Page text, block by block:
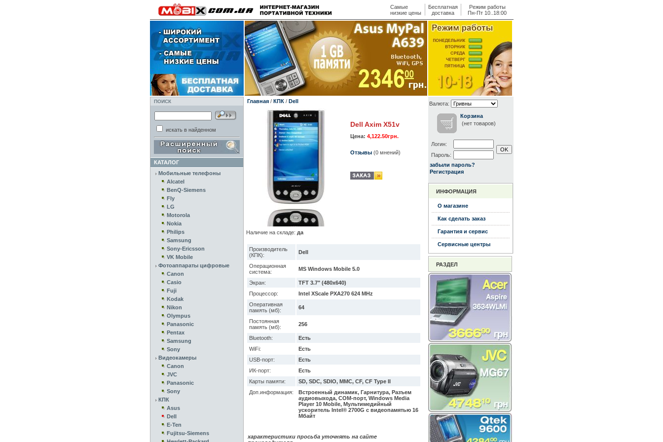
Самые
низкие цены
Бесплатная
доставка
Режим работы
Пн-Пт 10..18:00
ПОИСК
искать в найденном
КАТАЛОГ
Мобильные телефоны
Alcatel
BenQ-Siemens
Fly
LG
Motorola
Nokia
Philips
Samsung
Sony-Ericsson
VK Mobile
Фотоаппараты цифровые
Canon
Casio
Fuji
Kodak
Nikon
Olympus
Panasonic
Pentax
Samsung
Sony
Видеокамеры
Canon
JVC
Panasonic
Sony
КПК
Asus
Dell
E-Ten
Fujitsu-Siemens
Главная/ КПК/ Dell
Dell Axim X51v
Цена: 4,122.50грн.
Отзывы(0 мнений)
Наличие на складе: да
Производитель
(КПК):
Dell
Операционная
система:
MS Windows Mobile 5.0
Экран:
TFT 3.7" (480x640)
Процессор:
Intel XScale PXA270 624 MHz
Оперативная
память (мб):
64
Постоянная
память (мб):
256
Bluetooth:
Есть
WiFi:
Есть
USB-порт:
Есть
ИК-порт:
Есть
Карты памяти:
SD, SDC, SDIO, MMC, CF, CF Type II
Доп.информация:
Встроенный динамик, Гарнитура, Разъем
аудиовыхода, COM-порт, Windows Media
Player 10 Mobile, Мультимедийный
ускоритель Intel® 2700G с видеопамятью 16
Мбайт
характеристики просьба уточнять на сайте
Валюта:
Корзина
(нет товаров)
Логин:
Пароль:
забыли пароль?
Регистрация
ИНФОРМАЦИЯ
О магазине
Как сделать заказ
Гарантия и сервис
Сервисные центры
РАЗДЕЛ